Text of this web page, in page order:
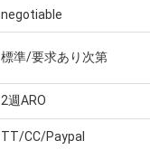
negotiable
標準/要求あり次第
2週ARO
TT/CC/Paypal